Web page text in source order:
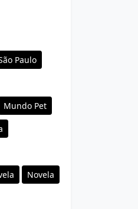
Paulo
Mundo Pet
Novela